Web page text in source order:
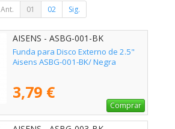
Ant. 01 02 Sig.
AISENS - ASBG-001-BK
Funda para Disco Externo de 2.5"
Aisens ASBG-001-BK/ Negra
3,79 €
Comprar